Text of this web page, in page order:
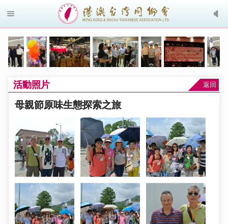
活動照片 返回
母親節原味生態探索之旅